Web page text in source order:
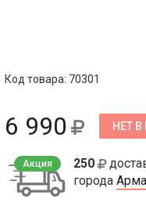
Код товара: 70301
6 990 НЕТ
Акция 250
города